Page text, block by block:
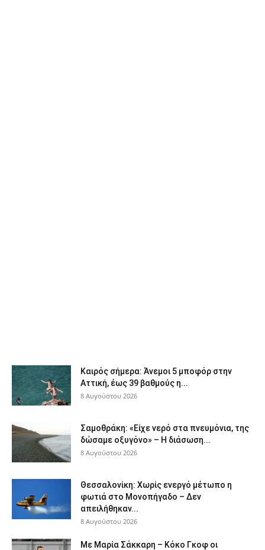
Καιρός σήμερα: Άνεμοι 5 μποφόρ στην
Αττική, έως 39 βαθμούς η...
8 Αυγούστου 2026
Σαμοθράκη: «Είχε νερό στα πνευμόνια, της
δώσαμε οξυγόνο» – Η διάσωση...
8 Αυγούστου 2026
Θεσσαλονίκη: Χωρίς ενεργό μέτωπο η
φωτιά στο Μονοπήγαδο – Δεν
απειλήθηκαν...
8 Αυγούστου 2026
Με Μαρία Σάκκαρη – Κόκο Γκοφ οι